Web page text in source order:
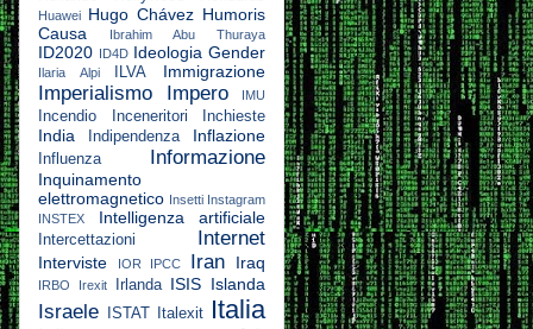
Huawei Hugo Chávez Humoris
Causa
Ibrahim Abu Thuraya
ID2020 ID4D Ideologia Gender
Ilaria Alpi ILVA Immigrazione
Imperialismo Impero IMU
Incendio Inceneritori Inchieste
India Indipendenza Inflazione
Influenza Informazione
Inquinamento
elettromagnetico Insetti Instagram
INSTEX
Intelligenza artificiale
Intercettazioni Internet
Interviste IOR IPCC Iran Iraq
IRBO Irexit Irlanda ISIS Islanda
Israele ISTAT Italexit Italia